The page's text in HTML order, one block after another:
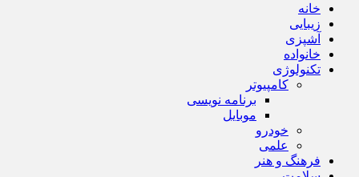
خانه
زیبایی
آشپزی
خانواده
تکنولوژی
کامپیوتر
برنامه نویسی
موبایل
خودرو
علمی
فرهنگ و هنر